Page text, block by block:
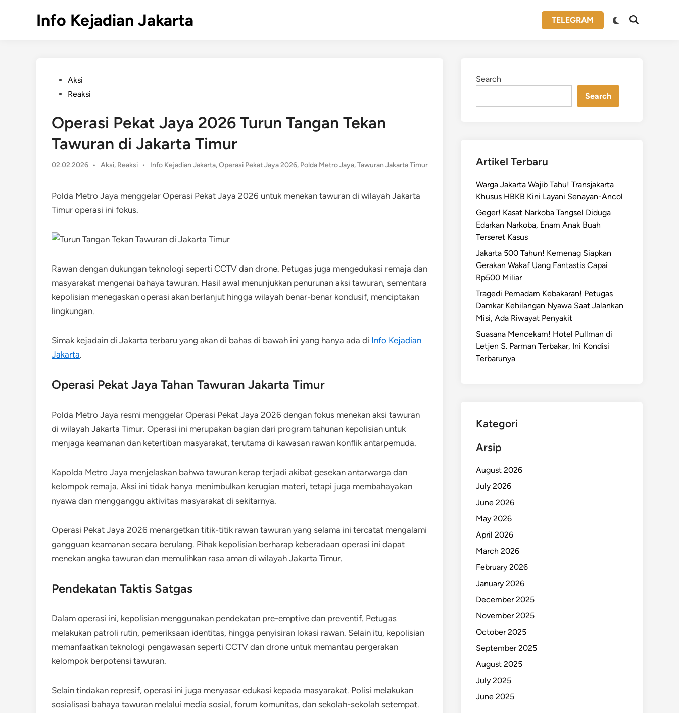
Info Kejadian Jakarta TELEGRAM
Switch
Open
PostedAksi
Reaksi
Operasi Pekat Jaya 2026 Turun Tangan Tekan
Tawuran di Jakarta Timur
02.02.2026 •
Posted
Aksi, Reaksi • Info Kejadian Jakarta,Operasi Pekat Jaya 2026, Polda Metro Jaya,Tawuran Jakarta Timur
Polda Metro Jaya menggelar Operasi Pekat Jaya 2026 untuk menekan tawuran di wilayah Jakarta
Timur operasi ini fokus.
Rawan dengan dukungan teknologi seperti CCTV dan drone. Petugas juga mengedukasi remaja dan
masyarakat mengenai bahaya tawuran. Hasil awal menunjukkan penurunan aksi tawuran, sementara
kepolisian menegaskan operasi akan berlanjut hingga wilayah benar-benar kondusif, menciptakan
lingkungan.
Simak kejadain di Jakarta terbaru yang akan di bahas di bawah ini yang hanya ada di Info Kejadian
Jakarta.
Operasi Pekat Jaya Tahan Tawuran Jakarta Timur
Polda Metro Jaya resmi menggelar Operasi Pekat Jaya 2026 dengan fokus menekan aksi tawuran
di wilayah Jakarta Timur. Operasi ini merupakan bagian dari program tahunan kepolisian untuk
menjaga keamanan dan ketertiban masyarakat, terutama di kawasan rawan konflik antarpemuda.
Kapolda Metro Jaya menjelaskan bahwa tawuran kerap terjadi akibat gesekan antarwarga dan
kelompok remaja. Aksi ini tidak hanya menimbulkan kerugian materi, tetapi juga membahayakan
nyawa dan mengganggu aktivitas masyarakat di sekitarnya.
Operasi Pekat Jaya 2026 menargetkan titik-titik rawan tawuran yang selama ini tercatat mengalami
gangguan keamanan secara berulang. Pihak kepolisian berharap keberadaan operasi ini dapat
menekan angka tawuran dan memulihkan rasa aman di wilayah Jakarta Timur.
Pendekatan Taktis Satgas
Dalam operasi ini, kepolisian menggunakan pendekatan pre-emptive dan preventif. Petugas
melakukan patroli rutin, pemeriksaan identitas, hingga penyisiran lokasi rawan. Selain itu, kepolisian
memanfaatkan teknologi pengawasan seperti CCTV dan drone untuk memantau pergerakan
kelompok berpotensi tawuran.
Selain tindakan represif, operasi ini juga menyasar edukasi kepada masyarakat. Polisi melakukan
sosialisasi bahaya tawuran melalui media sosial, forum komunitas, dan sekolah-sekolah setempat.
Search
Search
Artikel Terbaru
Warga Jakarta Wajib Tahu! Transjakarta
Khusus HBKB Kini Layani Senayan-Ancol
Geger! Kasat Narkoba Tangsel Diduga
Edarkan Narkoba, Enam Anak Buah
Terseret Kasus
Jakarta 500 Tahun! Kemenag Siapkan
Gerakan Wakaf Uang Fantastis Capai
Rp500 Miliar
Tragedi Pemadam Kebakaran! Petugas
Damkar Kehilangan Nyawa Saat Jalankan
Misi, Ada Riwayat Penyakit
Suasana Mencekam! Hotel Pullman di
Letjen S. Parman Terbakar, Ini Kondisi
Terbarunya
Kategori
Arsip
August 2026
July 2026
June 2026
May 2026
April 2026
March 2026
February 2026
January 2026
December 2025
November 2025
October 2025
September 2025
August 2025
July 2025
June 2025